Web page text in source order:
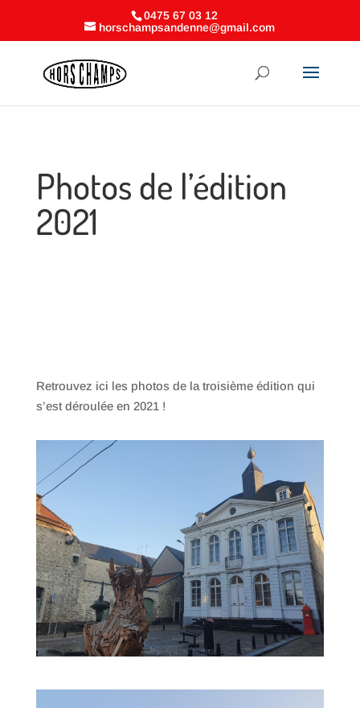
0475 67 03 12
horschampsandenne@gmail.com
Photos de l’édition
2021
Retrouvez ici les photos de la troisième édition qui
s’est déroulée en 2021 !